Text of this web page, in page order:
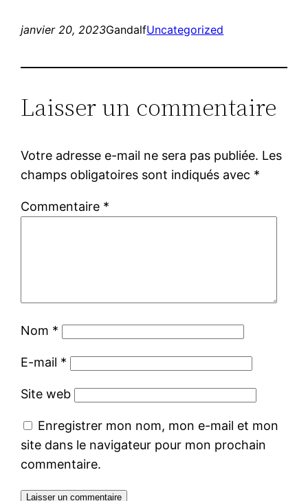
janvier 20, 2023GandalfUncategorized
Laisser un commentaire
Votre adresse e-mail ne sera pas publiée. Les
champs obligatoires sont indiqués avec *
Commentaire *
Nom *
E-mail *
Site web
Enregistrer mon nom, mon e-mail et mon
site dans le navigateur pour mon prochain
commentaire.